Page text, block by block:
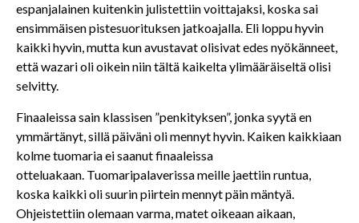
espanjalainen kuitenkin julistettiin voittajaksi, koska sai
ensimmäisen pistesuorituksen jatkoajalla. Eli loppu hyvin
kaikki hyvin, mutta kun avustavat olisivat edes nyökänneet,
että wazari oli oikein niin tältä kaikelta ylimääräiseltä olisi
selvitty.
Finaaleissa sain klassisen ”penkityksen”, jonka syytä en
ymmärtänyt, sillä päiväni oli mennyt hyvin. Kaiken kaikkiaan
kolme tuomaria ei saanut finaaleissa
otteluakaan. Tuomaripalaverissa meille jaettiin runtua,
koska kaikki oli suurin piirtein mennyt päin mäntyä.
Ohjeistettiin olemaan varma, matet oikeaan aikaan,